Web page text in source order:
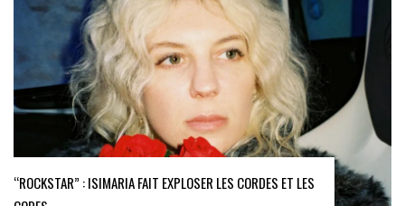
“ROCKSTAR” : ISIMARIA FAIT EXPLOSER LES CORDES ET LES